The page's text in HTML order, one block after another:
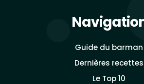
Guide du barman
Dernières recettes
Le Top 10